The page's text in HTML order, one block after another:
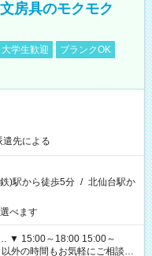
房具のモクモク
大学生歓迎
ブランクOK
先による
)駅から徒歩5分 / 北仙台駅か
べます